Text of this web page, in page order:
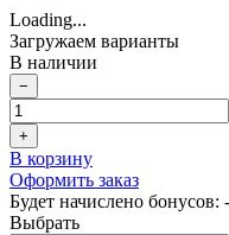
Loading...
Загружаем варианты
В наличии
−
+
В корзину
Оформить заказ
Будет начислено бонусов:
Выбрать